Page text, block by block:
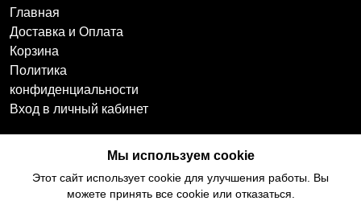
Главная
Доставка и Оплата
Корзина
Политика
конфиденциальности
Вход в личный кабинет
Наши контакты
ccozy@yandex.ru
Мы в социальных
сетях
Мы используем cookie
Этот сайт использует cookie для улучшения работы. Вы
можете принять все cookie или отказаться.